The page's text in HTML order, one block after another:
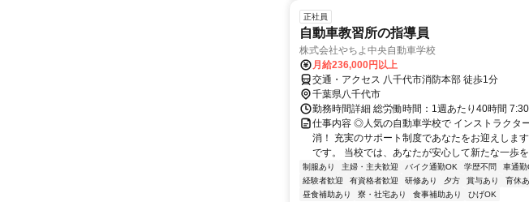
正社員
自動車教習所の指導員
株式会社やちよ中央自動車学校
月給236,000円以上
交通・アクセス 八千代市消防本部 徒歩1分
千葉県八千代市
勤務時間詳細 総労働時間：1週あたり40時間
仕事内容 ◎人気の自動車学校で インストラク
消！ 充実のサポート制度であなたをお迎えしま
です。 当校では、あなたが安心して新たな一歩
制服あり 主婦・主夫歓迎 バイク通勤OK 学歴不問 車通勤
経験者歓迎
有資格者歓迎 研修あり 夕方 賞与あり 育休
昼食補助あり
寮・社宅あり 食事補助あり ひげOK